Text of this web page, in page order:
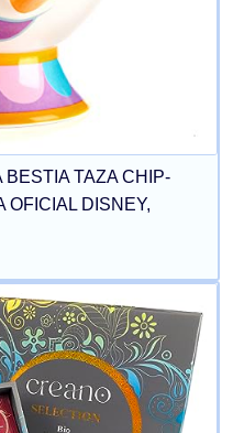
BESTIA TAZA CHIP-
OFICIAL DISNEY,